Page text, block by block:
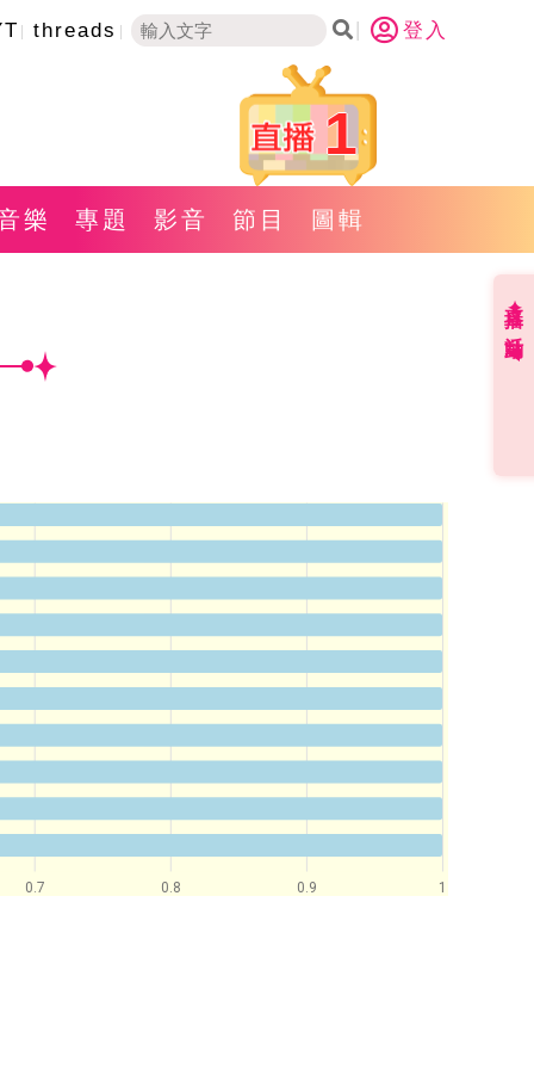
threads 登入
1
樂 專題 影音 節目 圖輯
0.7 0.8 0.9 1
直播✦活動